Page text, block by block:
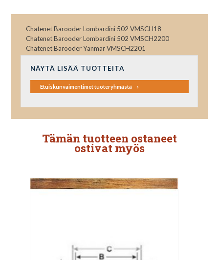
Chatenet Barooder Lombardini 502 VMSCH18
Chatenet Barooder Lombardini 502 VMSCH2200
Chatenet Barooder Yanmar VMSCH2201
NÄYTÄ LISÄÄ TUOTTEITA
Etuiskunvaimentimet tuoteryhmästä
Tämän tuotteen ostaneet
ostivat myös